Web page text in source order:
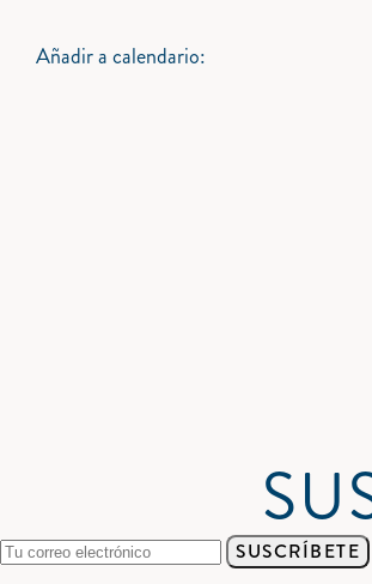
Añadir a calendario:
SUSCRÍBETE